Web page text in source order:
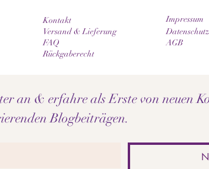
Impressum
Datenschutz
AGB
Kontakt
Versand & Lieferung
FAQ
Rückgaberecht
an & erfahre als Erste von neuen
Blogbeiträgen.